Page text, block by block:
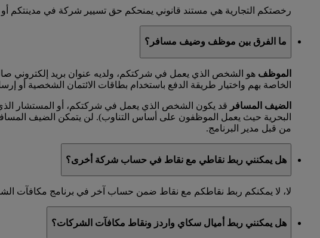
رخصتكم التجارية هي مستند قانوني يمنحكم حق تسيير شركة في مدينتكم أو
ما الفرق بين موظف وضيف مسافر؟
الموظف هو الشخص الذي يعمل في شركتكم، ولديه عنوان بريد إلكتروني
الخاصة بهم واختيار طريقة الدفع باستخدام بطاقات الائتمان الشخصية أو
الضيف المسافر قد يكون الشخص الذي يعمل في شركتكم، أو المستشار
البحرية حيث يعمل الموظفون على أساس التناوب). لن يتمكن الضيف
من قبل مدير البرنامج.
هل يمكنني ربط نقاطي مع نقاط في حساب شركة أخرى؟
لا، لا يمكنكم ربط نقاطكم مع نقاط ضمن حساب آخر في برنامج مكافآت
هل يمكنني ربط أميال سكاي واردز ونقاط مكافآت الشركات؟